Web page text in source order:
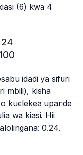
(6) kwa 4
×
100
24
idadi ya sifuri
mbili), kisha
kuelekea upande
wa kiasi. Hii
0.24.